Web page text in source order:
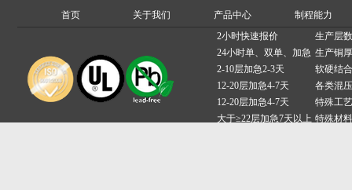
首页 关于我们 产品中心
制程能力
2小时快速报价
生产层
24小时单、双单、加急 生产铜
2-10层加急2-3天
软硬结
12-20层加急4-7天
各类混
12-20层加急4-7天
特殊工
大于≥22层加急7天以上 特殊材